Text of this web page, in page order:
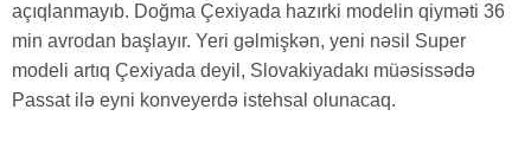
açıqlanmayıb. Doğma Çexiyada hazırki modelin qiyməti 36
min avrodan başlayır. Yeri gəlmişkən, yeni nəsil Super
modeli artıq Çexiyada deyil, Slovakiyadakı müəsissədə
Passat ilə eyni konveyerdə istehsal olunacaq.